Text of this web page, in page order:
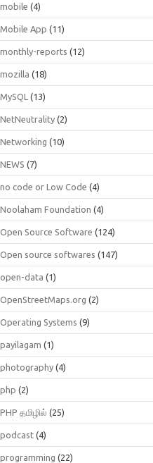
mobile (4)
Mobile App (11)
monthly-reports (12)
mozilla (18)
MySQL (13)
NetNeutrality (2)
Networking (10)
NEWS (7)
no code or Low Code (4)
Noolaham Foundation (4)
Open Source Software (124)
Open source softwares (147)
open-data (1)
OpenStreetMaps.org (2)
Operating Systems (9)
payilagam (1)
photography (4)
php (2)
PHP தமிழில் (25)
podcast (4)
programming (22)